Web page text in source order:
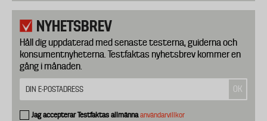
NYHETSBREV
Håll dig uppdaterad med senaste testerna, guiderna och
konsumentnyheterna. Testfaktas nyhetsbrev kommer en
gång i månaden.
Jag accepterar Testfaktas allmännaanvändarvillkor